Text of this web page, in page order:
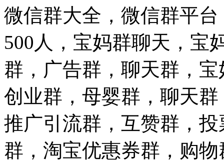
微信群大全，微信群平
500人，宝妈群聊天，宝
群，广告群，聊天群，
创业群，母婴群，聊天
推广引流群，互赞群，
群，淘宝优惠券群，购